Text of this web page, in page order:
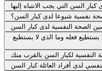
السن التي يجب الانتباه إليها
نفسية شيوعا لدى كبار السن؟
الصحة النفسية لدى كبار السن
يستطيع فعله وما الذي لا يستطيع
النفسية لكبار السن بالقرب منك
لدى أفراد العائلة كبار السن